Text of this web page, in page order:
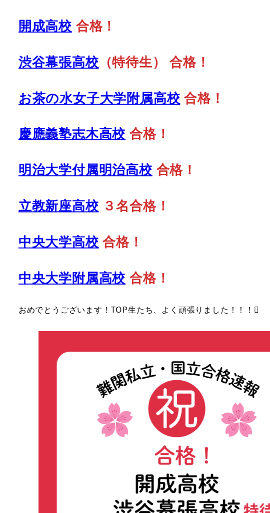
開成高校 合格！
渋谷幕張高校 （特待生） 合格！
お茶の水女子大学附属高校 合格！
慶應義塾志木高校 合格！
明治大学付属明治高校 合格！
立教新座高校 ３名合格！
中央大学高校 合格！
中央大学附属高校 合格！
おめでとうございます！TOP生たち、よく頑張りました！！！